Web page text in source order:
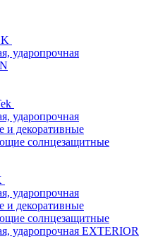
ударопрочная
ударопрочная
и декоративные
солнцезащитные
ударопрочная
и декоративные
солнцезащитные
ударопрочная EXTERIOR